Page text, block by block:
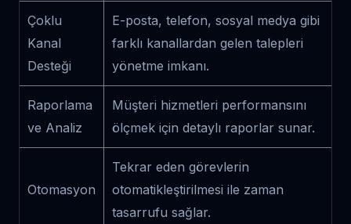
Çoklu
Kanal
Desteği
E-posta, telefon, sosyal medya gibi
farklı kanallardan gelen talepleri
yönetme imkanı.
Raporlama
ve Analiz
Müşteri hizmetleri performansını
ölçmek için detaylı raporlar sunar.
Otomasyon
Tekrar eden görevlerin
otomatikleştirilmesi ile zaman
tasarrufu sağlar.